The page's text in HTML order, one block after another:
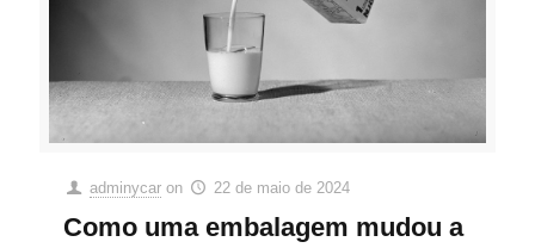
adminycar on 22 de maio de 2024
Como uma embalagem mudou a